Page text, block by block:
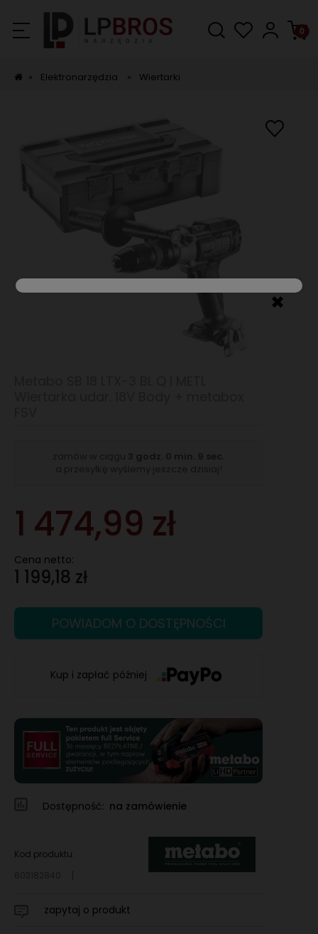
» Elektronarzędzia » Wiertarki
✖
1 474,99 zł
Cena netto:
1 199,18 zł
POWIADOM O DOSTĘPNOŚCI
Kup i zapłać później
Dostępność: na zamówienie
Kod produktu:
zapytaj o produkt